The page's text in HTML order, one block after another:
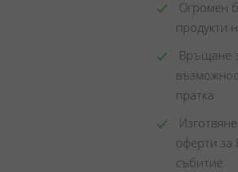
Огромен
продукти
Връщане
пратка
оферти за
събитие